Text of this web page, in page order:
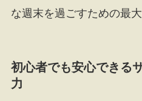
な週末を過ごすための最
初心者でも安心できる
力